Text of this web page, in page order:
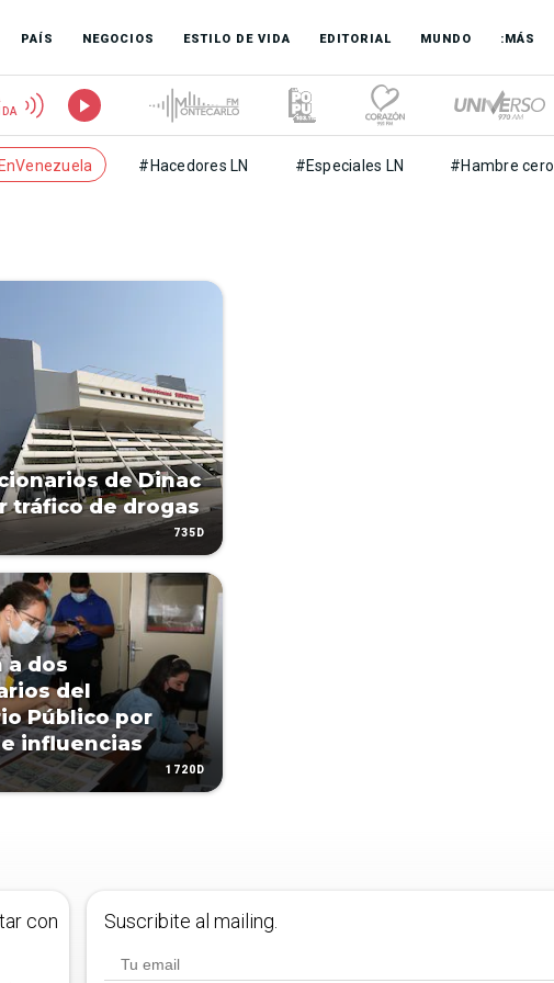
PAÍS NEGOCIOS ESTILO DE VIDA EDITORIAL MUNDO :MÁS
#Hacedores LN #Especiales LN #Hambre cero
de Dinac
tráfico de drogas
735D
a dos
del
Público por
influencias
1720D
con
Suscribite al mailing.